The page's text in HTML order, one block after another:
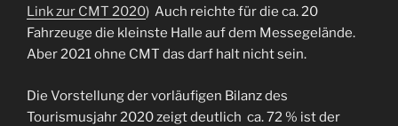
Link zur CMT 2020) Auch reichte für die ca. 20
Fahrzeuge die kleinste Halle auf dem Messegelände.
Aber 2021 ohne CMT das darf halt nicht sein.
Die Vorstellung der vorläufigen Bilanz des
Tourismusjahr 2020 zeigt deutlich ca. 72 % ist der